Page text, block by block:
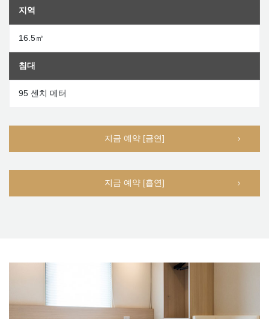
지역
16.5㎡
침대
95 센치 메터
지금 예약 [금연]
지금 예약 [흡연]